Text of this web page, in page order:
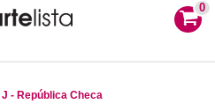
0
J - República Checa